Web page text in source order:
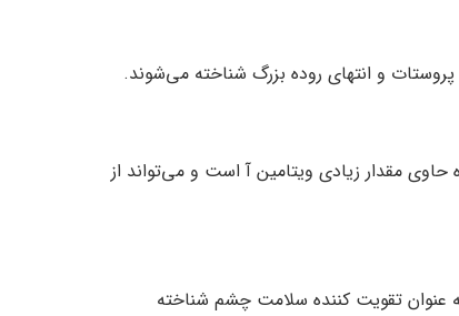
و انتهای روده بزرگ شناخته می‌شوند.
حاوی مقدار زیادی ویتامین آ است و می‌تواند از
عنوان تقویت کننده سلامت چشم شناخته